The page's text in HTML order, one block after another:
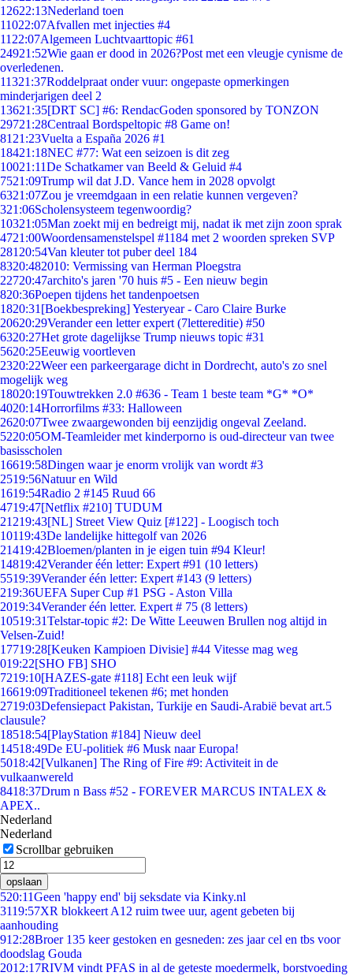
12622:13Nederland toen
11022:07Afvallen met injecties #4
11 22:07Algemeen Luchtvaarttopic #61
24921:52Wie gaan er dood in 2026?Post met een vleugje cynisme de
overledenen.
11321:37Roddelpraat onder vuur: ongepaste opmerkingen
minderjarigen deel 2
13621:35[DRT SC] #6: RendacGoden sponsored by TONZON
29721:28Centraal Bordspeltopic #8 Game on!
81 21:23Vuelta a España 2026 #1
18421:18NEC #77: Wat een seizoen is dit zeg
10021:11De Schatkamer van Beeld & Geluid #4
7521:09Trump wil dat J.D. Vance hem in 2028 opvolgt
6321:07Zou je vreemdgaan in een relatie kunnen vergeven?
321:06Scholensysteem tegenwoordig?
10321:05Man zoekt mij en bedreigt mij, nadat ik met zijn zoon sprak
4721:00Woordensamenstelspel #1184 met 2 woorden spreken SVP
281 20:54Van kleuter tot puber deel 184
8320:482010: Vermissing van Herman Ploegstra
22720:47archito's jaren '70 huis #5 - Een nieuw begin
820:36Poepen tijdens het tandenpoetsen
1820:31 [Boekbespreking] Yesteryear - Caro Claire Burke
20620:29Verander een letter expert (7lettereditie) #50
6320:27Het grote dagelijkse Trump nieuws topic #31
5620:25Eeuwig voortleven
2320:22Weer een parkeergarage dicht in Dordrecht, auto's zo snel
mogelijk weg
18020:19Touwtrekken 2.0 #636 - Team 1 beste team *G* *O*
4020:14Horrorfilms #33: Halloween
2620:07Twee zwaargewonden bij eenzijdig ongeval Zeeland.
5220:05OM-Teamleider met kinderporno is oud-directeur van twee
basisscholen
16619:58Dingen waar je enorm vrolijk van wordt #3
2519:56Natuur en Wild
1619:54Radio 2 #145 Ruud 66
4719:47[Netflix #210] TUDUM
21219:43[NL] Street View Quiz [#122] - Loogisch toch
10119:43De landelijke hittegolf van 2026
21419:42Bloemen/planten in je eigen tuin #94 Kleur!
14819:42Verander één letter: Expert #91 (10 letters)
5519:39Verander één letter: Expert #143 (9 letters)
219:36UEFA Super Cup #1 PSG - Aston Villa
2019:34Verander één letter. Expert # 75 (8 letters)
10519:31Telstar-topic #2: De Witte Leeuwen Brullen nog altijd in
Velsen-Zuid!
17719:28[Keuken Kampioen Divisie] #44 Vitesse mag weg
019:22[SHO FB] SHO
7219:10[HAZES-gate #118] Echt een leuk wijf
16619:09Traditioneel tekenen #6; met honden
2719:03Defensiepact Pakistan, Turkije en Saudi-Arabië bevat art.5
clausule?
18518:54[PlayStation #184] Nieuw deel
14518:49De EU-politiek #6 Musk naar Europa!
5018:42[Vulkanen] The Ring of Fire #9: Activiteit in de
vulkaanwereld
8418:37Drum n Bass #52 - FOREVER MARCUS INTALEX &
APEX..
Nederland
Nederland
Scrollbar gebruiken
opslaan
520:11Geen 'happy end' bij seksdate via Kinky.nl
3119:57XR blokkeert A12 ruim twee uur, agent gebeten bij
aanhouding
912:28Broer 135 keer gestoken en gesneden: zes jaar cel en tbs voor
doodslag Gouda
2012:17RIVM vindt PFAS in al de geteste moedermelk, borstvoeding